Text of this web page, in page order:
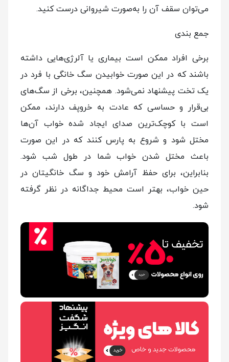
می‌توان سقف آن را به‌صورت شیروانی درست کنید.
جمع بندی
برخی افراد ممکن است بیماری‌ یا آلرژی‌هایی داشته
باشند که در این صورت خوابیدن سگ خانگی با فرد در
یک تخت پیشنهاد نمی‌شود. همچنین، برخی از سگ‎‌های
بی‌قرار و حساسی که عادت به خروپف دارند، ممکن
است با کوچک‌ترین صدای ایجاد شده خواب آن‌ها
مختل شود و شروع به پارس کنند که در این صورت
باعث مختل شدن خواب شما در طول شب شود.
بنابر‌این، برای حفظ آرامش خود و سگ خانگیتان در
حین خواب، بهتر است محیط‌ جداگانه در نظر گرفته
شود.